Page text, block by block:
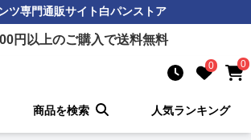
ツ専門通販サイト白パンストア
円以上のご購入で送料無料
0 0
商品を検索 人気ランキング